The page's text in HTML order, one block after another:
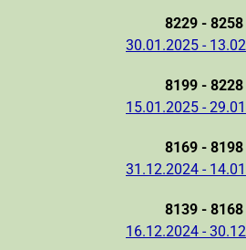
8229 - 8258
30.01.2025 -
8199 - 8228
15.01.2025 -
8169 - 8198
31.12.2024 -
8139 - 8168
16.12.2024 -